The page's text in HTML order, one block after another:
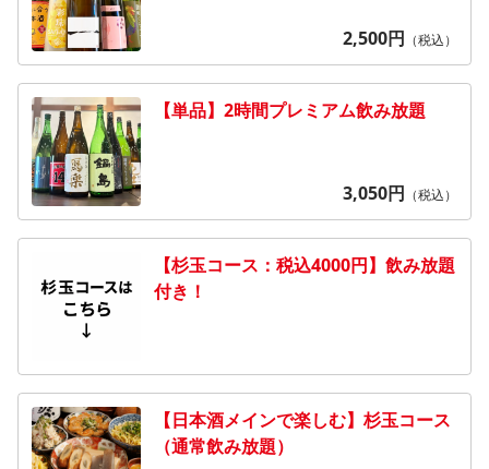
2,500円 （税込）
【単品】2時間プレミアム飲み放題
3,050円 （税込）
【杉玉コース：税込4000円】飲み放題
付き！
【日本酒メインで楽しむ】杉玉コース
（通常飲み放題）